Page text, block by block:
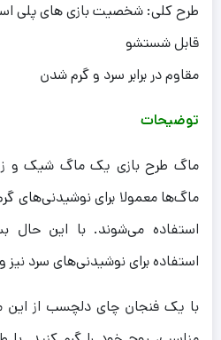
طرح کلی: شخصیت بازی های پلی
قابل شستشو
مقاوم در برابر سرد و گرم شدن
توضیحات
ماگ طرح بازی یک ماگ شیک و
ماگ‌ها معمولا برای نوشیدنی‌های
استفاده می‌شوند. با این حال
استفاده برای نوشیدنی‌های سرد نیز
با یک فنجان چای دلچسب از این